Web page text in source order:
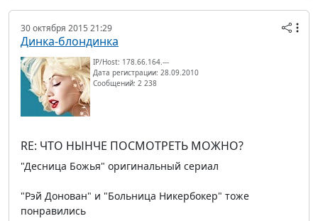
30 октября 2015 21:29
Динка-блондинка
IP/Host: 178.66.164.---
Дата регистрации: 28.09.2010
Сообщений: 2 238
RE: ЧТО НЫНЧЕ ПОСМОТРЕТЬ МОЖНО?
"Десница Божья" оригинальный сериал
"Рэй Донован" и "Больница Никербокер" тоже
понравились